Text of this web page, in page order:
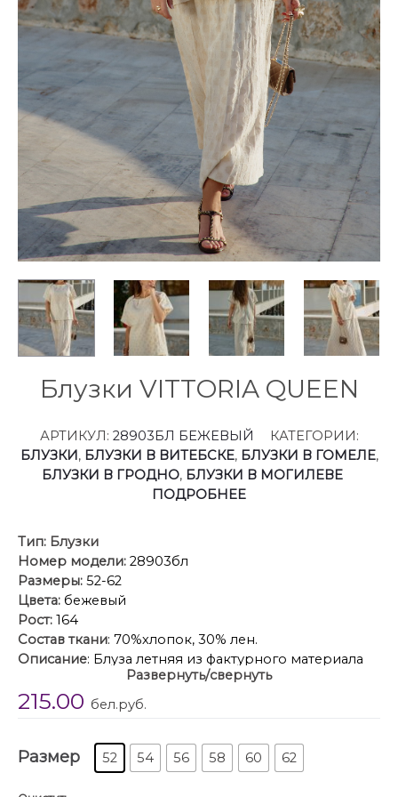
Блузки VITTORIA QUEEN
АРТИКУЛ: 28903БЛ БЕЖЕВЫЙ
КАТЕГОРИИ:
БЛУЗКИ, БЛУЗКИ В ВИТЕБСКЕ, БЛУЗКИ В ГОМЕЛЕ,
БЛУЗКИ В ГРОДНО, БЛУЗКИ В МОГИЛЕВЕ
ПОДРОБНЕЕ
Тип: Блузки
Номер модели: 28903бл
Размеры: 52-62
Цвета: бежевый
Рост: 164
Состав ткани: 70%хлопок, 30% лен.
Описание: Блуза летняя из фактурного материала
для повседневной носки и торжественных случаев
небольшого объема. Пластическая форма модели
рукавами с декоративными рельефами от
горловины к нижней части рукава, что визуально
Развернуть/свернуть
215.00 бел.руб.
Размер 52 54 56 58 60 62